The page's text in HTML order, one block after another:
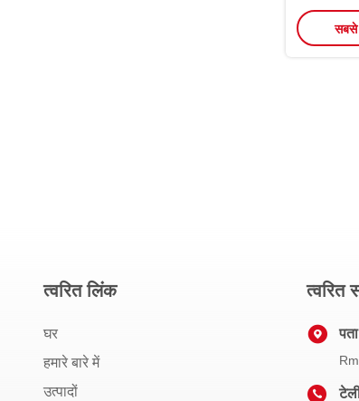
सबसे
त्वरित लिंक
घर
हमारे बारे में
उत्पादों
त्वरित
पता